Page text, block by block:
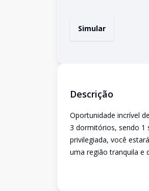
Simular
Descrição
Oportunidade incrível
3 dormitórios, sendo 1
privilegiada, você
uma região tranquila e